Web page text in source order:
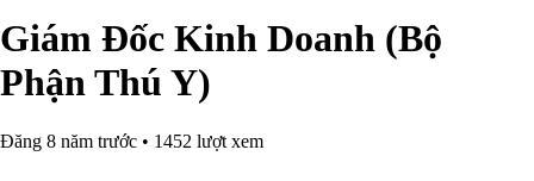
Giám Đốc Kinh Doanh (Bộ
Phận Thú Y)
Đăng 8 năm trước • 1452 lượt xem